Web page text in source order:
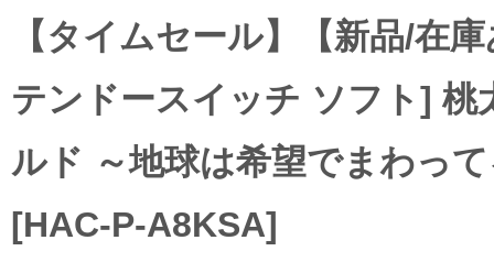
【タイムセール】【新品/在
テンドースイッチ ソフト] 桃
ルド ～地球は希望でまわっ
[HAC-P-A8KSA]